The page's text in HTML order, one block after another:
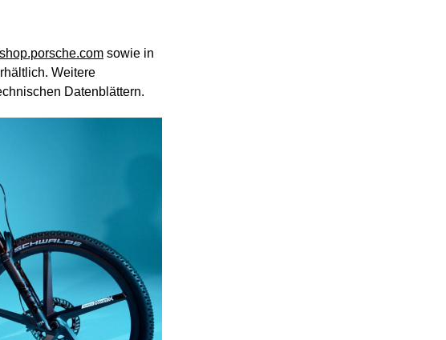
shop.porsche.com sowie in
Weitere
Datenblättern.